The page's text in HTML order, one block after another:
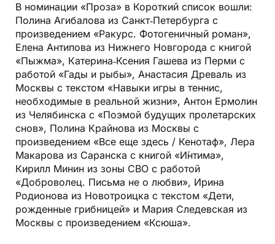
В номинации «Проза» в Короткий список вошли:
Полина Агибалова из Санкт‑Петербурга с
произведением «Ракурс. Фотогеничный роман»,
Елена Антипова из Нижнего Новгорода с книгой
«Пыжма», Катерина‑Ксения Гашева из Перми с
работой «Гады и рыбы», Анастасия Древаль из
Москвы с текстом «Навыки игры в теннис,
необходимые в реальной жизни», Антон Ермолин
из Челябинска с «Поэмой будущих пролетарских
снов», Полина Крайнова из Москвы с
произведением «Все еще здесь / Кенотаф», Лера
Макарова из Саранска с книгой «И́нтима»,
Кирилл Минин из зоны СВО с работой
«Доброволец. Письма не о любви», Ирина
Родионова из Новотроицка с текстом «Дети,
рожденные грибницей» и Мария Следевская из
Москвы с произведением «Ксюша».